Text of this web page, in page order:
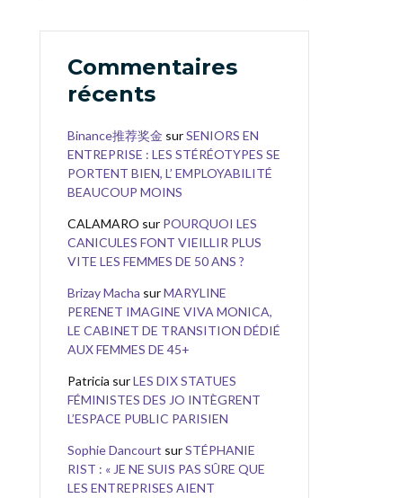
Commentaires
récents
Binance推荐奖金 surSENIORS EN
ENTREPRISE : LES STÉRÉOTYPES SE
PORTENT BIEN, L’ EMPLOYABILITÉ
BEAUCOUP MOINS
CALAMARO sur POURQUOI LES
CANICULES FONT VIEILLIR PLUS
VITE LES FEMMES DE 50 ANS ?
Brizay Macha surMARYLINE
PERENET IMAGINE VIVA MONICA,
LE CABINET DE TRANSITION DÉDIÉ
AUX FEMMES DE 45+
Patricia surLES DIX STATUES
FÉMINISTES DES JO INTÈGRENT
L’ESPACE PUBLIC PARISIEN
Sophie Dancourt surSTÉPHANIE
RIST : « JE NE SUIS PAS SÛRE QUE
LES ENTREPRISES AIENT